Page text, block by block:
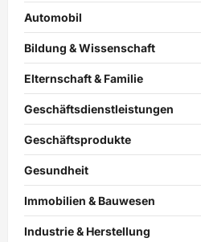
Automobil
Bildung & Wissenschaft
Elternschaft & Familie
Geschäftsdienstleistungen
Geschäftsprodukte
Gesundheit
Immobilien & Bauwesen
Industrie & Herstellung